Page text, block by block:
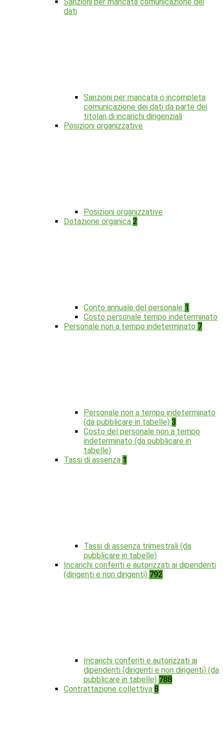
dati
Sanzioni per mancata o incompleta
comunicazione dei dati da parte dei
titolari di incarichi dirigenziali
Posizioni organizzative
Posizioni organizzative
Dotazione organica 2
Conto annuale del personale 1
Costo personale tempo indeterminato
Personale non a tempo indeterminato 7
Personale non a tempo indeterminato
(da pubblicare in tabelle) 3
Costo del personale non a tempo
indeterminato (da pubblicare in
tabelle)
Tassi di assenza 1
Tassi di assenza trimestrali (da
pubblicare in tabelle)
Incarichi conferiti e autorizzati ai dipendenti
(dirigenti e non dirigenti) 792
Incarichi conferiti e autorizzati ai
dipendenti (dirigenti e non dirigenti) (da
pubblicare in tabelle) 788
Contrattazione collettiva 8